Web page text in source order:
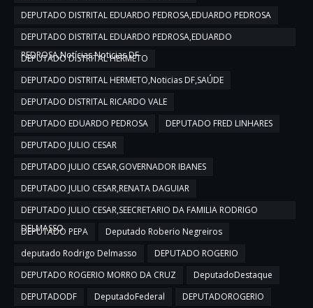
DEPUTADO DISTRITAL EDUARDO PEDROSA,EDUARDO PEDROSA
DEPUTADO DISTRITAL EDUARDO PEDROSA,EDUARDO
PEDROSA,Notícias,Noticias DF
DEPUTADO DISTRITAL HERMETO
DEPUTADO DISTRITAL HERMETO,Noticias DF,SAÚDE
DEPUTADO DISTRITAL RICARDO VALE
DEPUTADO EDUARDO PEDROSA
DEPUTADO FRED LINHARES
DEPUTADO JULIO CESAR
DEPUTADO JULIO CESAR,GOVERNADOR IBANES
DEPUTADO JULIO CESAR,RENATA DAGUIAR
DEPUTADO JULIO CESAR,SEECRETARIO DA FAMILIA RODRIGO
DELMASSO
DEPUTADO PEPA
Deputado Roberio Negreiros
deputado Rodrigo Delmasso
DEPUTADO ROGERIO
DEPUTADO ROGERIO MORRO DA CRUZ
DeputadoDestaque
DEPUTADODF
DeputadoFederal
DEPUTADOROGERIO